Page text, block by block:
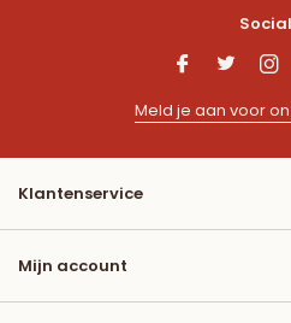
Meld je aan voor
Klantenservice
Mijn account